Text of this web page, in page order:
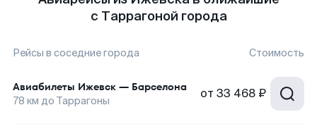
с Таррагоной города
Рейсы в соседние города Стоимость
Авиабилеты Ижевск — Барселона
78 км до Таррагоны от 33 468 ₽